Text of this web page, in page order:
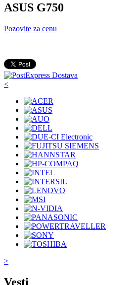
ASUS G750
Pozovite za cenu
<
>
Vesti